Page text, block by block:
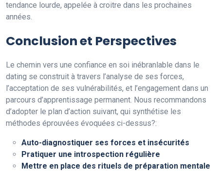
tendance lourde, appelée à croitre dans les prochaines
années.
Conclusion et Perspectives
Le chemin vers une confiance en soi inébranlable dans le
dating se construit à travers l’analyse de ses forces,
l’acceptation de ses vulnérabilités, et l’engagement dans un
parcours d’apprentissage permanent. Nous recommandons
d’adopter le plan d’action suivant, qui synthétise les
méthodes éprouvées évoquées ci-dessus?:
Auto-diagnostiquer ses forces et insécurités
Pratiquer une introspection régulière
Mettre en place des rituels de préparation mentale